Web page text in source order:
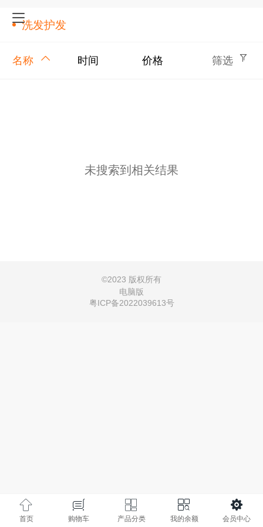
洗发护发
名称 时间 价格 筛选
未搜索到相关结果
©2023 版权所有
电脑版
粤ICP备2022039613号
首页 购物车 产品分类 我的余额 会员中心